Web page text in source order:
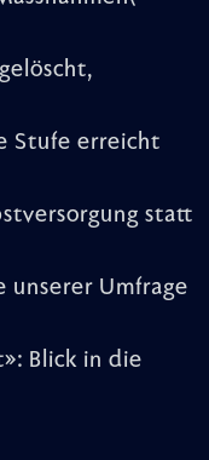
Stufe erreicht
statt
unserer Umfrage
Blick in die